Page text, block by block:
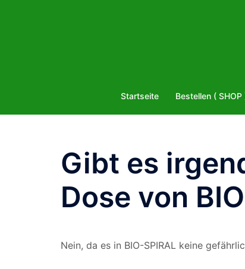
Startseite Bestellen ( SHOP
Gibt es
Dose von
Nein, da es in BIO-SPIRAL keine